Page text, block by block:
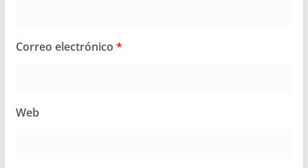
Correo electrónico *
Web